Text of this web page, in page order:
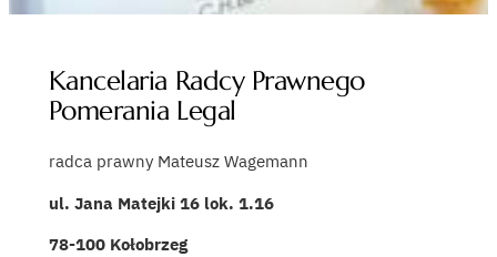
Kancelaria Radcy Prawnego
Pomerania Legal
radca prawny Mateusz Wagemann
ul. Jana Matejki 16 lok. 1.16
78-100 Kołobrzeg